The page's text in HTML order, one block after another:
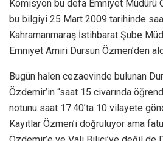
Komisyon bu defa Emniyet Müdürü
bu bilgiyi 25 Mart 2009 tarihinde
Kahramanmaraş İstihbarat Şube
Emniyet Amiri Dursun Özmen’den
Bugün halen cezaevinde bulunan
Özdemir’in “saat 15 civarında
notunu saat 17:40’ta 10 vilayete
Kayıtlar Özmen’i doğruluyor ama